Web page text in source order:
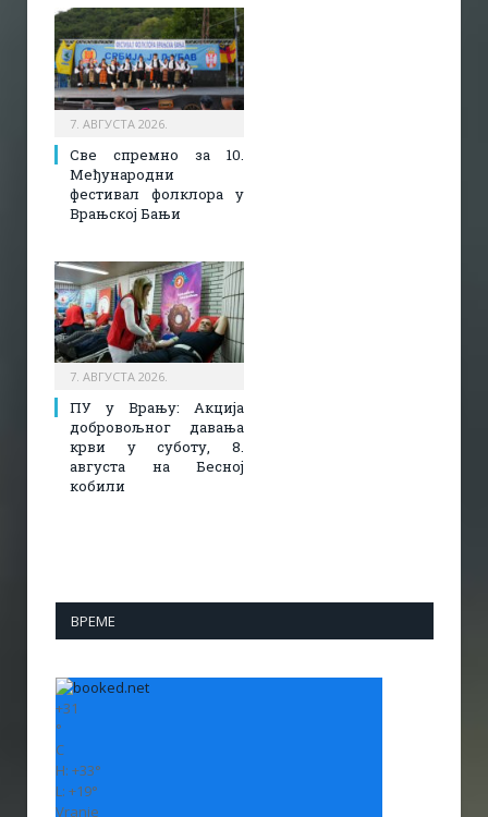
7. АВГУСТА 2026.
Све спремно за 10.
Међународни
фестивал фолклора у
Врањској Бањи
7. АВГУСТА 2026.
ПУ у Врању: Акција
добровољног давања
крви у суботу, 8.
августа на Бесној
кобили
ВРЕМЕ
+31
°
C
H: +33°
L: +19°
Vranje